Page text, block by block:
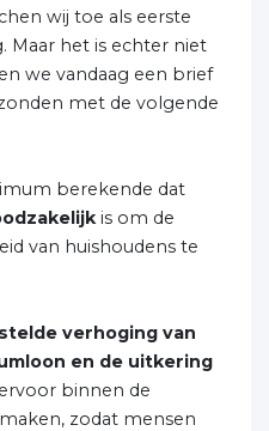
wij toe als eerste
Maar het is echter niet
we vandaag een brief
met de volgende
berekende dat
is om de
van huishoudens te
verhoging van
en de uitkering
binnen de
zodat mensen